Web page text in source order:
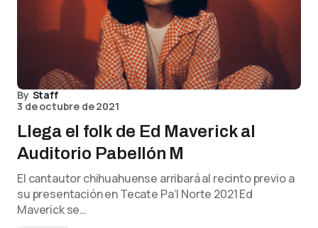
By Staff
3 de octubre de 2021
Llega el folk de Ed Maverick al
Auditorio Pabellón M
El cantautor chihuahuense arribará al recinto previo a
su presentación en Tecate Pa’l Norte 2021 Ed
Maverick se…